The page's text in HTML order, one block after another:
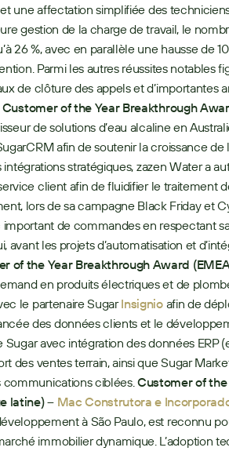
une affectation simplifiée des
gestion de la charge de travail, le
26 %, avec en parallèle une hausse de
Parmi les autres réussites notables
de clôture des appels et d’importantes
Customer of the Year Breakthrough
de solutions d’eau alcaline en
afin de soutenir la croissance de
stratégiques, zazen Water a
client afin de fluidifier le traitement
lors de sa campagne Black Friday et
de commandes en respectant
avant les projets d’automatisation et
of the Year Breakthrough Award
en produits électriques et de
le partenaire Sugar Insignio afin de
des données clients et le
avec intégration des données ERP
des ventes terrain, ainsi que Sugar
communications ciblées. Customer of the
latine) – Mac Construtora e
à São Paulo, est reconnu
immobilier dynamique. L’adoption